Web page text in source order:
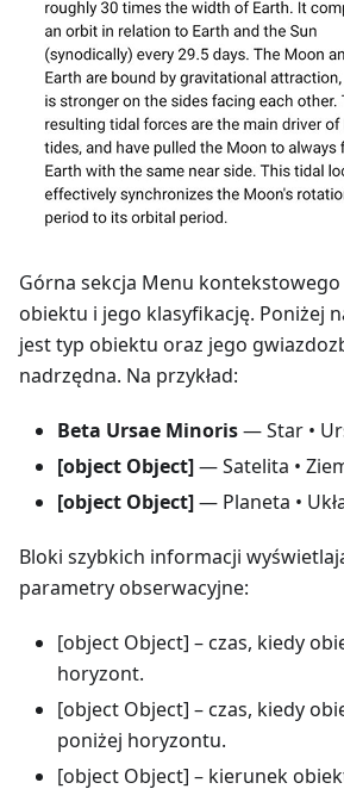
Górna sekcja Menu
obiektu i jego klasyfikację. Poniżej
jest typ obiektu oraz jego
nadrzędna. Na przykład:
Beta Ursae Minoris— Star •
[object Object]— Satelita •
[object Object]— Planeta •
Bloki szybkich informacji
parametry obserwacyjne:
[object Object] – czas, kiedy
horyzont.
[object Object] – czas, kiedy
poniżej horyzontu.
[object Object] – kierunek